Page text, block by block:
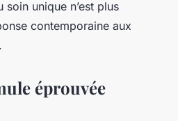
unique n’est plus
contemporaine aux
éprouvée